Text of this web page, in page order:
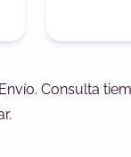
Consulta